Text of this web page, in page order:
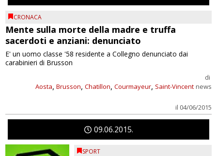
CRONACA
Mente sulla morte della madre e truffa
sacerdoti e anziani: denunciato
Aosta, Brusson, Chatillon, Courmayeur, Saint-Vincent
di
news
il 04/06/2015
E' un uomo classe '58 residente a Collegno denunciato dai
carabinieri di Brusson
0906 2015
SPORT